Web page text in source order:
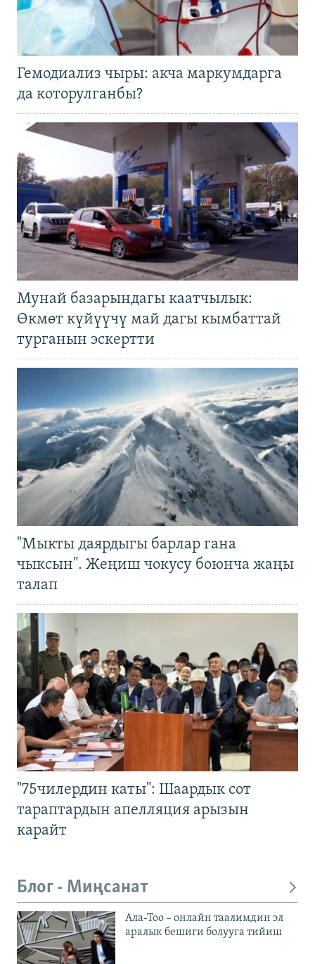
Гемодиализ чыры: акча маркумдарга
да которулганбы?
Мунай базарындагы каатчылык:
Өкмөт күйүүчү май дагы кымбаттай
турганын эскертти
"Мыкты даярдыгы барлар гана
чыксын". Жеңиш чокусу боюнча жаңы
талап
"75чилердин каты": Шаардык сот
тараптардын апелляция арызын
карайт
Блог - Миңсанат
Ала-Тоо – онлайн таалимдин эл
аралык бешиги болууга тийиш